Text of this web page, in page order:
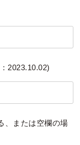
2023.10.02)
、または空欄の場